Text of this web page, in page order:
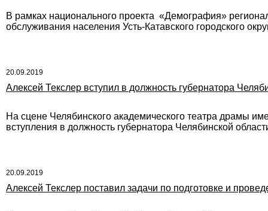
В рамках национального проекта «Демография»
обслуживания населения Усть-Катавского городского
20.09.2019
Алексей Текслер вступил в должность губернатора
На сцене Челябинского академического театра драмы
вступления в должность губернатора Челябинской
20.09.2019
Алексей Текслер поставил задачи по подготовке и